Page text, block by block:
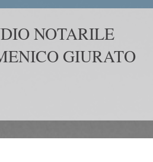
NOTARILE
GIURATO